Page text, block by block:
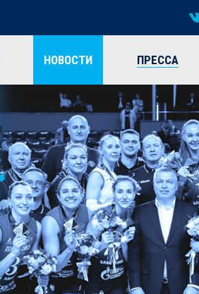
НОВОСТИ ПРЕССА